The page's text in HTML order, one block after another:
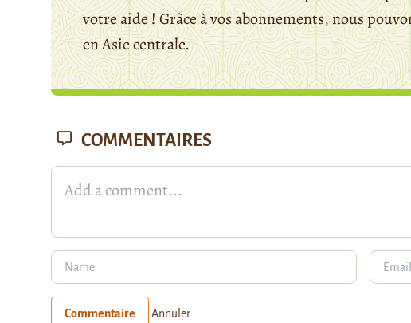
votre aide ! Grâce à vos abonnements, nous
en Asie centrale.
COMMENTAIRES
Commentaire Annuler